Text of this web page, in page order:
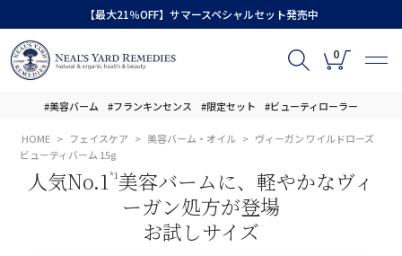
【最大21％OFF】サマースペシャルセット発売中
0
#美容バーム #フランキンセンス #限定セット #ビューティローラー
HOME フェイスケア 美容バーム・オイル
ヴィーガン ワイルドローズ
ビューティバーム 15g
人気No.1 *1美容バームに、軽やかなヴィ
ーガン処方が登場
お試しサイズ